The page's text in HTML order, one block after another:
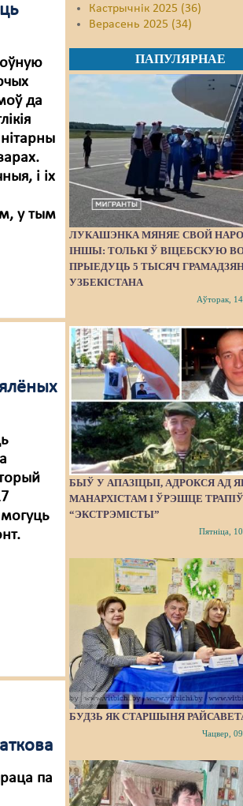
да
і іх
у тым
па
Кастрычнік 2025 (36)
Верасень 2025 (34)
ПАПУЛЯРНАЕ
ЛУКАШЭНКА МЯНЯЕ СВОЙ
ІНШЫ: ТОЛЬКІ Ў ВІЦЕБСКУЮ
ПРЫЕДУЦЬ 5 ТЫСЯЧ
УЗБЕКІСТАНА
Аўторак,
БЫЎ У АПАЗІЦЫІ, АДРОКСЯ АД
МАНАРХІСТАМ І ЎРЭШЦЕ
“ЭКСТРЭМІСТЫ”
Пятніца,
БУДЗЬ ЯК СТАРШЫНЯ
Чацвер,